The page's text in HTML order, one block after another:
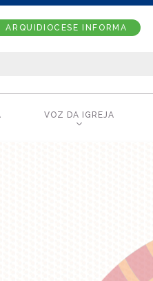
ARQUIDIOCESE INFORMA
VOZ DA IGREJA